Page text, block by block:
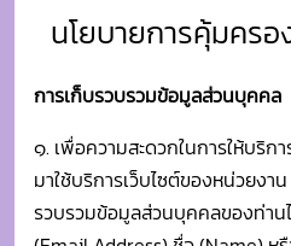
รวบรวมข้อมูลส่วนบุคคลของท่านไ
(Email Address) ชื่อ (Name)
(Telephone Number) เป็นต้น
๒. ในกรณีที่ท่านสมัคร (Sign Up)
บริการอย่างใดอย่างหนึ่ง เว็บไซต์
ข้อมูลส่วนบุคคลของท่านเพิ่มเติม
(Sex) และอายุ (Age) เพื่อใช้ในก